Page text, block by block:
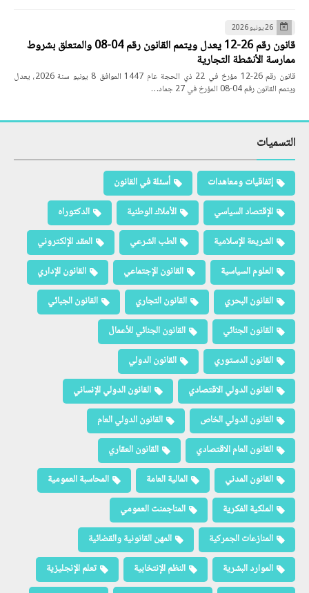
26 يونيو 2026
قانون رقم 26-12 يعدل ويتمم القانون رقم 04-08 والمتعلق بشروط
ممارسة الأنشطة التجارية
قانون رقم 26-12 مؤرخ في 22 ذي الحجة عام 1447 الموافق 8 يونيو سنة 2026، يعدل
ويتمم القانون رقم 04-08 المؤرخ في 27 جماد…
التسميات
إتفاقيات ومعاهدات
أسئلة في القانون
الإقتصاد السياسي
الأملاك الوطنية
الدكتوراه
الشريعة الإسلامية
الطب الشرعي
العقد الإلكتروني
العلوم السياسية
القانون الإجتماعي
القانون الإداري
القانون البحري
القانون التجاري
القانون الجبائي
القانون الجنائي
القانون الجنائي للأعمال
القانون الدستوري
القانون الدولي
القانون الدولي الاقتصادي
القانون الدولي الإنساني
القانون الدولي الخاص
القانون الدولي العام
القانون العام الاقتصادي
القانون العقاري
القانون المدني
المالية العامة
المحاسبة العمومية
الملكية الفكرية
المناجمنت العمومي
المنازعات الجمركية
المهن القانونية والقضائية
الموارد البشرية
النظم الإنتخابية
تعلم الإنجليزية